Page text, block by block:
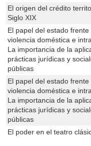
El origen del crédito
Siglo XIX
El papel del estado
violencia doméstica e
La importancia de la
prácticas jurídicas y
públicas
El papel del estado
violencia doméstica e
La importancia de la
prácticas jurídicas y
públicas
El poder en el teatro